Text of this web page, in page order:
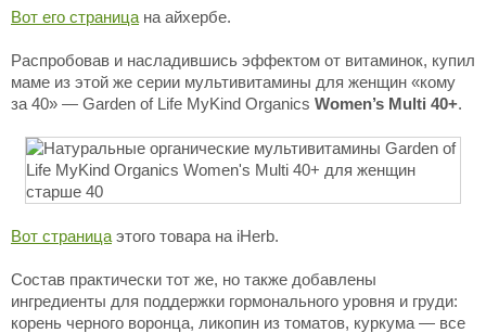
Вот его страница на айхербе.
Распробовав и насладившись эффектом от витаминок, купил
маме из этой же серии мультивитамины для женщин «кому
за 40» — Garden of Life MyKind Organics Women’s Multi 40+.
Вот страница этого товара на iHerb.
Состав практически тот же, но также добавлены
ингредиенты для поддержки гормонального уровня и груди:
корень черного воронца, ликопин из томатов, куркума — все